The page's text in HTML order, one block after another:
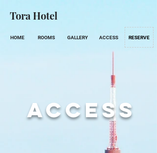
Tora Hotel
HOME ROOMS GALLERY ACCESS RESERVE
ACCESS